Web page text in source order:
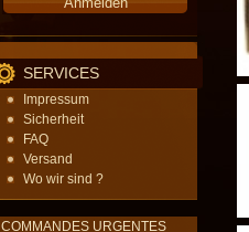
SERVICES
Impressum
Sicherheit
FAQ
Versand
Wo wir sind ?
COMMANDES URGENTES